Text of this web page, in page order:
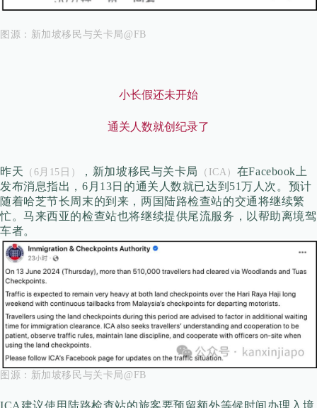
图源： 新加坡移民与关卡局@FB
小长假还未开始
通关人数就创纪录了
昨天 （6月15日） ，新加坡移民与关卡局 （ICA） 在Facebook上
发布消息指出，6月13日的通关人数就已达到51万人次。预计
随着哈芝节长周末的到来，两国陆路检查站的交通将继续繁
忙。马来西亚的检查站也将继续提供尾流服务，以帮助离境驾
车者。
图源： 新加坡移民与关卡局@FB
ICA建议使用陆路检查站的旅客要预留额外等候时间办理入境